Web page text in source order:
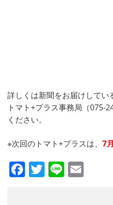
詳しくは新聞をお届けして
トマト+プラス事務局（075-
ください。
※次回のトマト+プラスは、 7
F T Li